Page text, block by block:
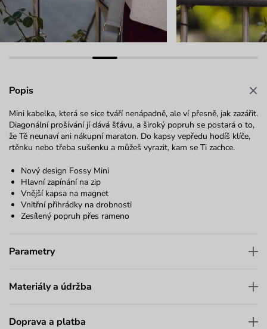
Popis
Mini kabelka, která se sice tváří nenápadně, ale ví přesně, jak zazářit.
Diagonální prošívání jí dává šťávu, a široký popruh se postará o to,
že Tě neunaví ani nákupní maraton. Do kapsy vepředu hodíš klíče,
rtěnku nebo třeba sušenku a můžeš vyrazit, kam se Ti zachce.
Nový design Fossy Mini
Hlavní zapínání na zip
Vnější kapsa na magnet
Vnitřní přihrádky na drobnosti
Zesílený popruh přes rameno
Parametry
Materiály a údržba
Doprava a platba